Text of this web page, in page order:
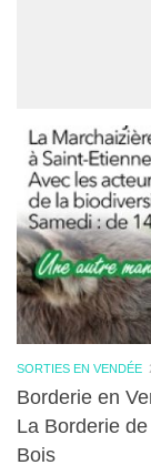
SORTIES EN VENDÉE
Borderie en
La Borderie
Bois